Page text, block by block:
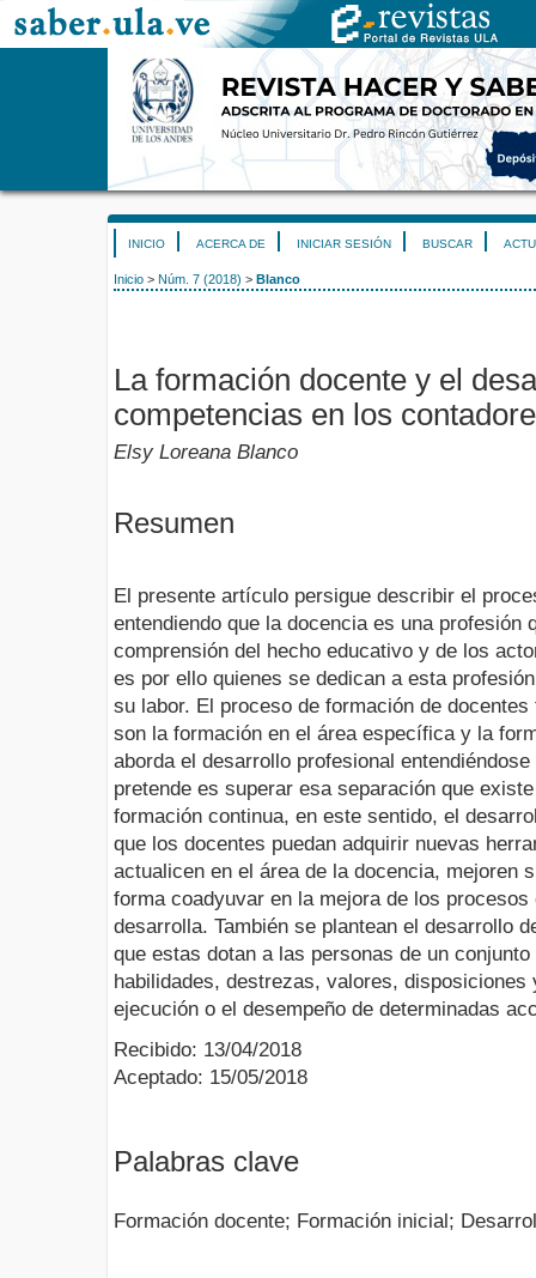
INICIO ACERCA DE INICIAR SESIÓN BUSCAR
Inicio > Núm. 7 (2018) > Blanco
La formación docente y el
competencias en los
Elsy Loreana Blanco
Resumen
El presente artículo persigue describir el
entendiendo que la docencia es una profesión
comprensión del hecho educativo y de los
es por ello quienes se dedican a esta
su labor. El proceso de formación de
son la formación en el área específica y la
aborda el desarrollo profesional
pretende es superar esa separación que
formación continua, en este sentido, el
que los docentes puedan adquirir nuevas
actualicen en el área de la docencia, mejoren
forma coadyuvar en la mejora de los
desarrolla. También se plantean el desarrollo
que estas dotan a las personas de un
habilidades, destrezas, valores,
ejecución o el desempeño de determinadas
Recibido: 13/04/2018
Aceptado: 15/05/2018
Palabras clave
Formación docente; Formación inicial;